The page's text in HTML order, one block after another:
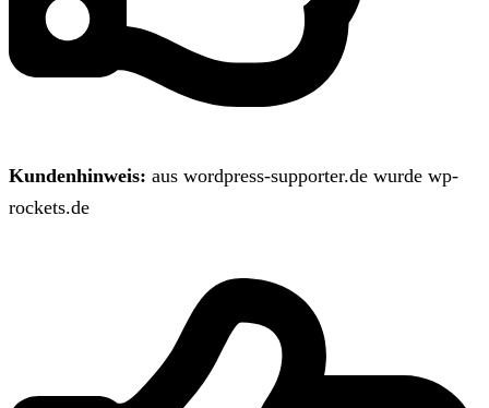
Kundenhinweis: aus wordpress-supporter.de wurde wp-
rockets.de